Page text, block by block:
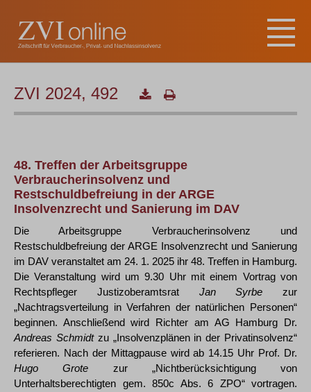
ZVI 2024, 492
48. Treffen der Arbeitsgruppe
Verbraucherinsolvenz und
Restschuldbefreiung in der ARGE
Insolvenzrecht und Sanierung im DAV
Die Arbeitsgruppe Verbraucherinsolvenz und
Restschuldbefreiung der ARGE Insolvenzrecht und Sanierung
im DAV veranstaltet am 24. 1. 2025 ihr 48. Treffen in Hamburg.
Die Veranstaltung wird um 9.30 Uhr mit einem Vortrag von
Rechtspfleger Justizoberamtsrat Jan Syrbe zur
„Nachtragsverteilung in Verfahren der natürlichen Personen“
beginnen. Anschließend wird Richter am AG Hamburg Dr.
Andreas Schmidtzu „Insolvenzplänen in der Privatinsolvenz“
referieren. Nach der Mittagpause wird ab 14.15 Uhr Prof. Dr.
Hugo Grote zur „Nichtberücksichtigung von
Unterhaltsberechtigten gem. 850c Abs. 6 ZPO“ vortragen.